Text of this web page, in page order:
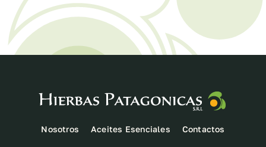
Nosotros Aceites Esenciales Contactos